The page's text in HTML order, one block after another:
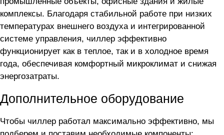
комплексы. Благодаря стабильной работе при низких
температурах внешнего воздуха и интегрированной
системе управления, чиллер эффективно
функционирует как в теплое, так и в холодное время
года, обеспечивая комфортный микроклимат и снижая
энергозатраты.
Дополнительное оборудование
Чтобы чиллер работал максимально эффективно, мы